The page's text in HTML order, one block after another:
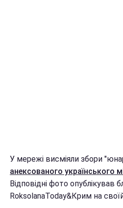
У мережі висміяли збори
анексованого українського
Відповідні фото опублікував
RoksolanaToday&Крим на